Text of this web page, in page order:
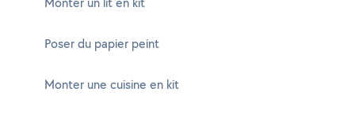
Poser du papier peint
Monter une cuisine en kit